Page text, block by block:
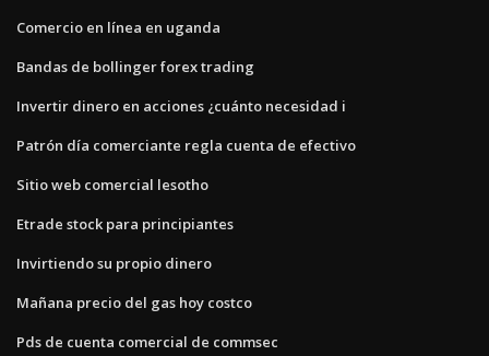
Comercio en línea en uganda
Bandas de bollinger forex trading
Invertir dinero en acciones ¿cuánto necesidad i
Patrón día comerciante regla cuenta de efectivo
Sitio web comercial lesotho
Etrade stock para principiantes
Invirtiendo su propio dinero
Mañana precio del gas hoy costco
Pds de cuenta comercial de commsec